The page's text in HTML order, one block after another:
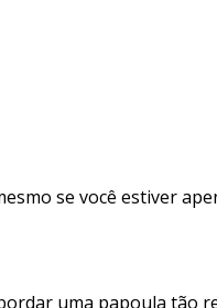
se você estiver
uma papoula tão